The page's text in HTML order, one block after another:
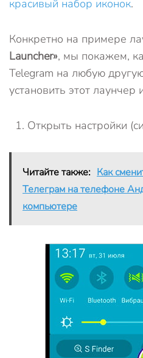
красивый набор иконок.
Конкретно на примере
Launcher», мы покажем,
Telegram на любую
установить этот
Открыть настройки
Читайте также: Как
Телеграм на телефоне
компьютере